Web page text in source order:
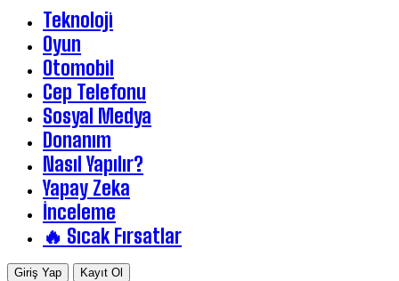
Teknoloji
Oyun
Otomobil
Cep Telefonu
Sosyal Medya
Donanım
Nasıl Yapılır?
Yapay Zeka
İnceleme
🔥 Sıcak Fırsatlar
Giriş Yap Kayıt Ol